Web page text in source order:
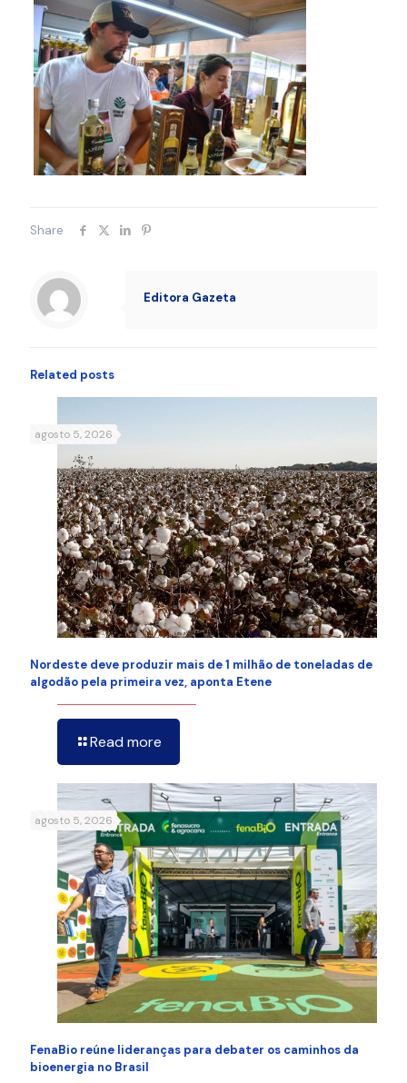
Share
Editora Gazeta
Related posts
agosto 5, 2026
Nordeste deve produzir mais de 1 milhão de toneladas de
algodão pela primeira vez, aponta Etene
Read more
agosto 5, 2026
FenaBio reúne lideranças para debater os caminhos da
bioenergia no Brasil